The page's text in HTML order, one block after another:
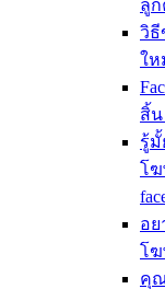
ลูก
วิธี
ให
สิ้
รู้มั้
โ
อย
โฆ
คุณ